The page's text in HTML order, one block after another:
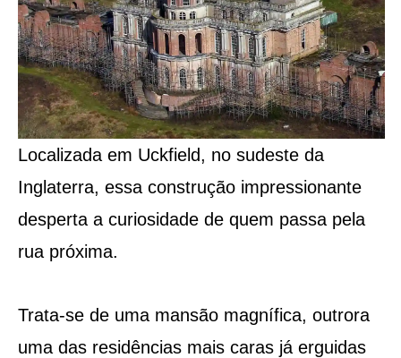
Localizada em Uckfield, no sudeste da
Inglaterra, essa construção impressionante
desperta a curiosidade de quem passa pela
rua próxima.
Trata-se de uma mansão magnífica, outrora
uma das residências mais caras já erguidas